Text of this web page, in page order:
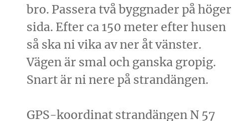
bro. Passera två byggnader på höger
sida. Efter ca 150 meter efter husen
så ska ni vika av ner åt vänster.
Vägen är smal och ganska gropig.
Snart är ni nere på strandängen.
GPS-koordinat strandängen N 57